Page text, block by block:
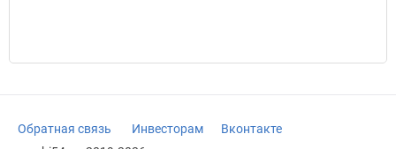
Обратная связь Инвесторам
Вконтакте